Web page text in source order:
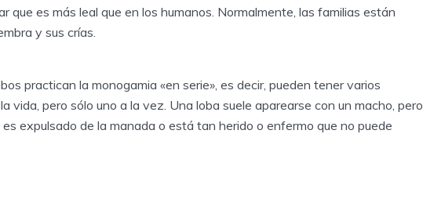
que es más leal que en los humanos. Normalmente, las familias están
y sus crías.
practican la monogamia «en serie», es decir, pueden tener varios
vida, pero sólo uno a la vez. Una loba suele aparearse con un macho, pero
expulsado de la manada o está tan herido o enfermo que no puede